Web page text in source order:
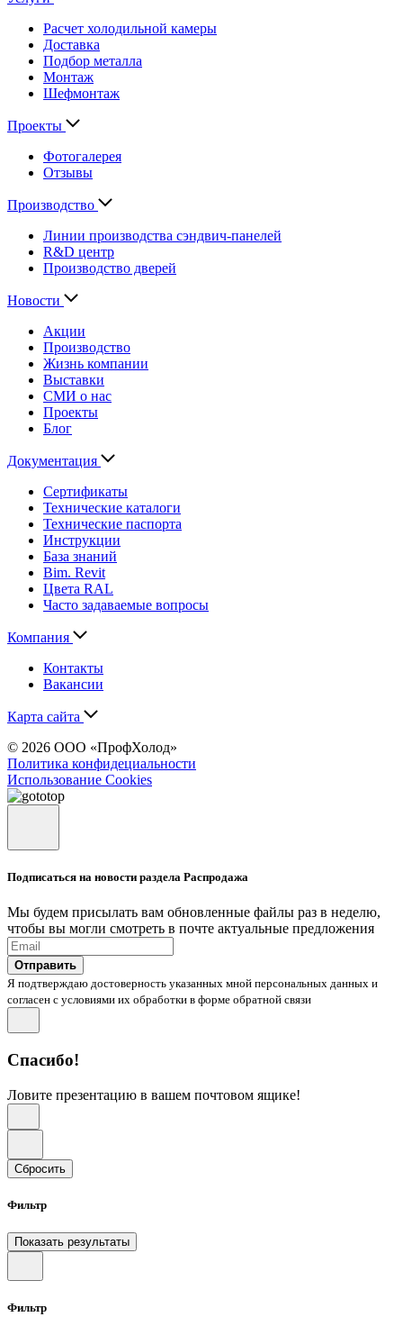
Расчет холодильной камеры
Доставка
Подбор металла
Монтаж
Шефмонтаж
Проекты
Фотогалерея
Отзывы
Производство
Линии производства сэндвич-панелей
R&D центр
Производство дверей
Новости
Акции
Производство
Жизнь компании
Выставки
СМИ о нас
Проекты
Блог
Документация
Сертификаты
Технические каталоги
Технические паспорта
Инструкции
База знаний
Bim. Revit
Цвета RAL
Часто задаваемые вопросы
Компания
Контакты
Вакансии
Карта сайта
© 2026 ООО «ПрофХолод»
Политика конфидециальности
Использование Cookies
Подписаться на новости раздела Распродажа
Мы будем присылать вам обновленные файлы раз в неделю,
чтобы вы могли смотреть в почте актуальные предложения
Отправить
Я подтверждаю достоверность указанных мной персональных данных и
согласен с условиями их обработки в форме обратной связи
Спасибо!
Ловите презентацию в вашем почтовом ящике!
Сбросить
Фильтр
Показать результаты
Фильтр